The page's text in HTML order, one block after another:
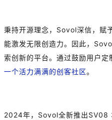
秉持开源理念，Sovol深信，赋
能激发无限创造力。因此，
索创新的平台。通过鼓励用户定
一个活力满满的创客社区。
2024年，Sovol全新推出SV08